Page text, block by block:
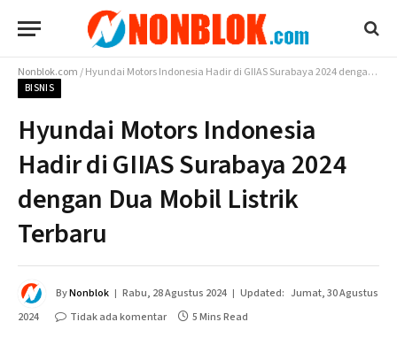
Nonblok.com/Hyundai Motors Indonesia Hadir di GIIAS Surabaya 2024 dengan Dua Mobil Listrik Terbaru
BISNIS
Hyundai Motors Indonesia
Hadir di GIIAS Surabaya 2024
dengan Dua Mobil Listrik
Terbaru
ByNonblok Rabu, 28 Agustus 2024 Updated: Jumat, 30 Agustus
2024
Tidak ada komentar 5 Mins Read